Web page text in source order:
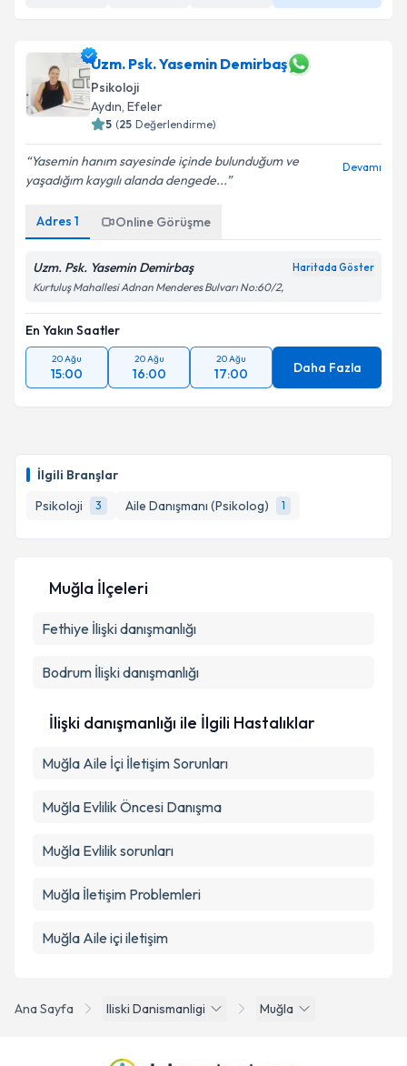
İlgili Branşlar
Psikoloji
3 Aile Danışmanı (Psikolog) 1
Uzm. Psk. Yasemin Demirbaş
Psikoloji
Aydın, Efeler
5 (25 Değerlendirme)
Yasemin hanım sayesinde içinde bulunduğum ve
yaşadığım kaygılı alanda dengede...
Devamı
Adres 1 Online Görüşme
Uzm. Psk. Yasemin Demirbaş Haritada Göster
Kurtuluş Mahallesi Adnan Menderes Bulvarı No:60/2,
En Yakın Saatler
20 Ağu
15:00
20 Ağu
16:00
20 Ağu
17:00 Daha Fazla
Ana Sayfa Iliski Danismanligi Muğla
Muğla İlçeleri
Fethiye İlişki danışmanlığı
Bodrum İlişki danışmanlığı
İlişki danışmanlığı ile İlgili Hastalıklar
Muğla Aile İçi İletişim Sorunları
Muğla Evlilik Öncesi Danışma
Muğla Evlilik sorunları
Muğla İletişim Problemleri
Muğla Aile içi iletişim